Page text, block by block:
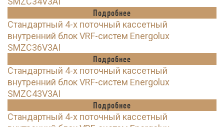
Подробнее
Стандартный 4-х поточный кассетный
внутренний блок VRF-систем Energolux
SMZC36V3AI
Подробнее
Стандартный 4-х поточный кассетный
внутренний блок VRF-систем Energolux
SMZC43V3AI
Подробнее
Стандартный 4-х поточный кассетный